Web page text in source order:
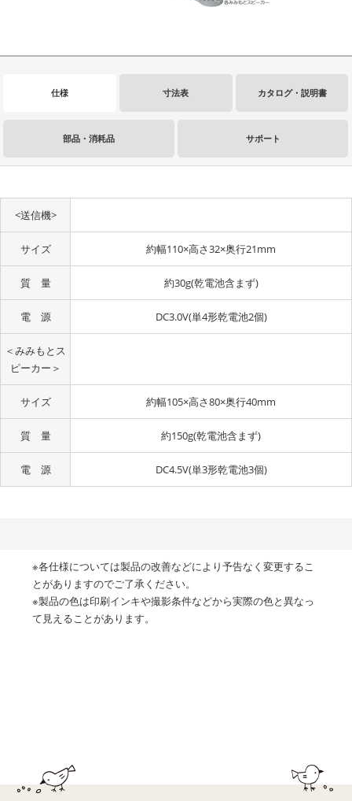
仕様 寸法表 カタログ・説明書
部品・消耗品 サポート
<送信機>
サイズ 約幅110×高さ32×奥行21mm
質 量 約30g(乾電池含まず)
電 源 DC3.0V(単4形乾電池2個)
＜みみもとス
ピーカー＞
サイズ 約幅105×高さ80×奥行40mm
質 量 約150g(乾電池含まず)
電 源 DC4.5V(単3形乾電池3個)
※各仕様については製品の改善などにより予告なく変更するこ
とがありますのでご了承ください。
※製品の色は印刷インキや撮影条件などから実際の色と異なっ
て見えることがあります。